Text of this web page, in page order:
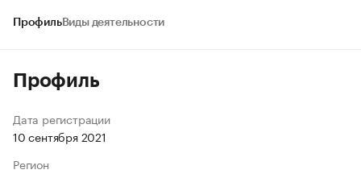
ПрофильВиды деятельности
Профиль
Дата регистрации
10 сентября 2021
Регион